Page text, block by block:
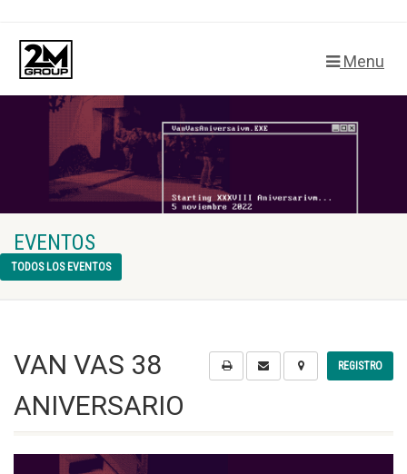
Menu
EVENTOS
TODOS LOS EVENTOS
REGISTRO
VAN VAS 38
ANIVERSARIO